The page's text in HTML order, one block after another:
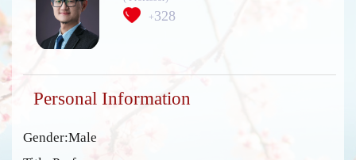
+328
Personal Information
Gender:Male